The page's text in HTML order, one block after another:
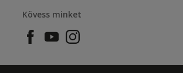
Kövess minket